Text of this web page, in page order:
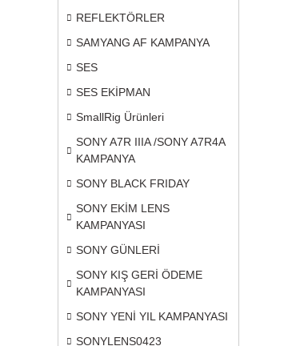
REFLEKTÖRLER
SAMYANG AF KAMPANYA
SES
SES EKİPMAN
SmallRig Ürünleri
SONY A7R IIIA /SONY A7R4A
KAMPANYA
SONY BLACK FRIDAY
SONY EKİM LENS
KAMPANYASI
SONY GÜNLERİ
SONY KIŞ GERİ ÖDEME
KAMPANYASI
SONY YENİ YIL KAMPANYASI
SONYLENS0423